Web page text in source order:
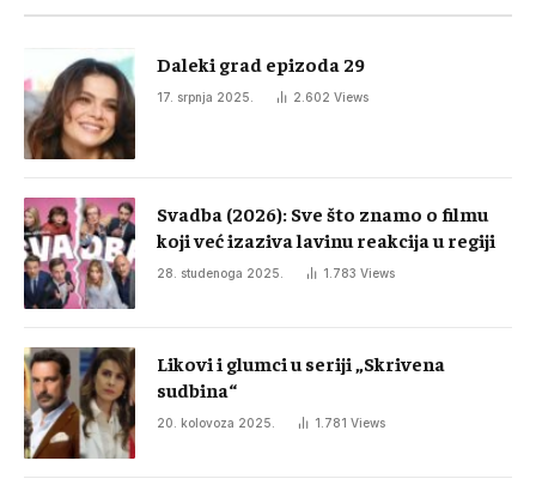
Daleki grad epizoda 29
17. srpnja 2025. 2.602 Views
Svadba (2026): Sve što znamo o filmu
koji već izaziva lavinu reakcija u regiji
28. studenoga 2025. 1.783 Views
Likovi i glumci u seriji „Skrivena
sudbina“
20. kolovoza 2025. 1.781 Views